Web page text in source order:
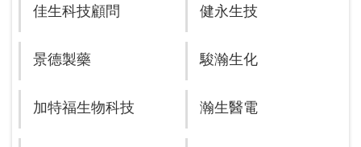
佳生科技顧問 健永生技
景德製藥 駿瀚生化
加特福生物科技 瀚生醫電